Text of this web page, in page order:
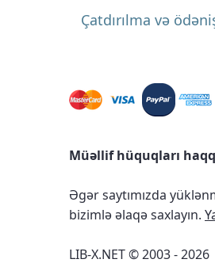
Çatdırılma və
Müəllif hüquqları
Əgər saytımızda
bizimlə əlaqə saxlayın.
LIB-X.NET © 2003 - 2026